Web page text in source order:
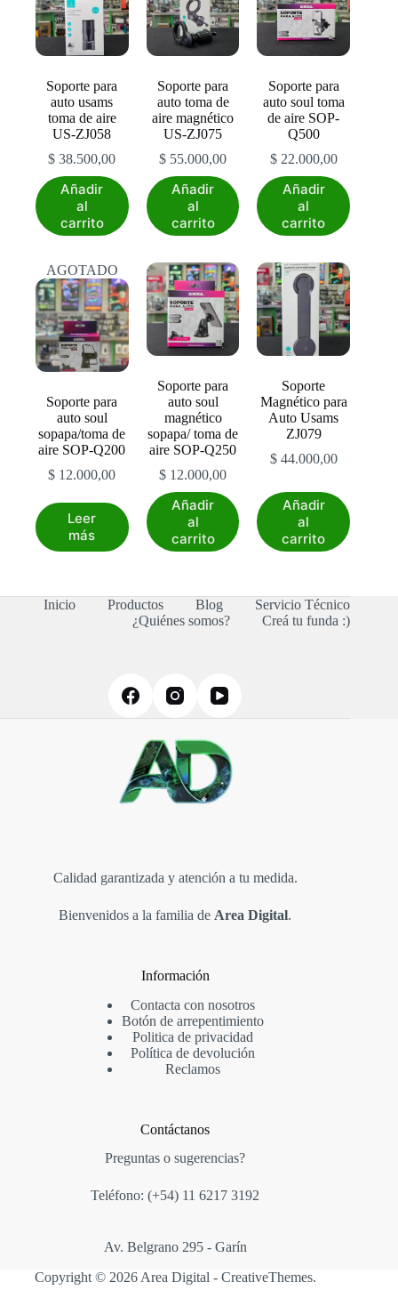
Soporte para
auto usams
toma de aire
US-ZJ058
$ 38.500,00
Añadir
al
carrito
Soporte para
auto toma de
aire magnético
US-ZJ075
$ 55.000,00
Añadir
al
carrito
Soporte para
auto soul toma
de aire SOP-
Q500
$22.000,00
Añadir
al
carrito
AGOTADO
Soporte para
auto soul
sopapa/toma de
aire SOP-Q200
$ 12.000,00
Leer
más
Soporte para
auto soul
magnético
sopapa/ toma de
aire SOP-Q250
$ 12.000,00
Añadir
al
carrito
Soporte
Magnético para
Auto Usams
ZJ079
$44.000,00
Añadir
al
carrito
Inicio Productos Blog
Servicio Técnico
¿Quiénes somos?
Creá tu funda :)
Calidad garantizada y atención a tu medida.
Bienvenidos a la familia de Area Digital.
Información
Contacta con nosotros
Botón de arrepentimiento
Politica de privacidad
Política de devolución
Reclamos
Contáctanos
Preguntas o sugerencias?
Teléfono: (+54) 11 6217 3192
Av. Belgrano 295 - Garín
Copyright © 2026 Area Digital - CreativeThemes.